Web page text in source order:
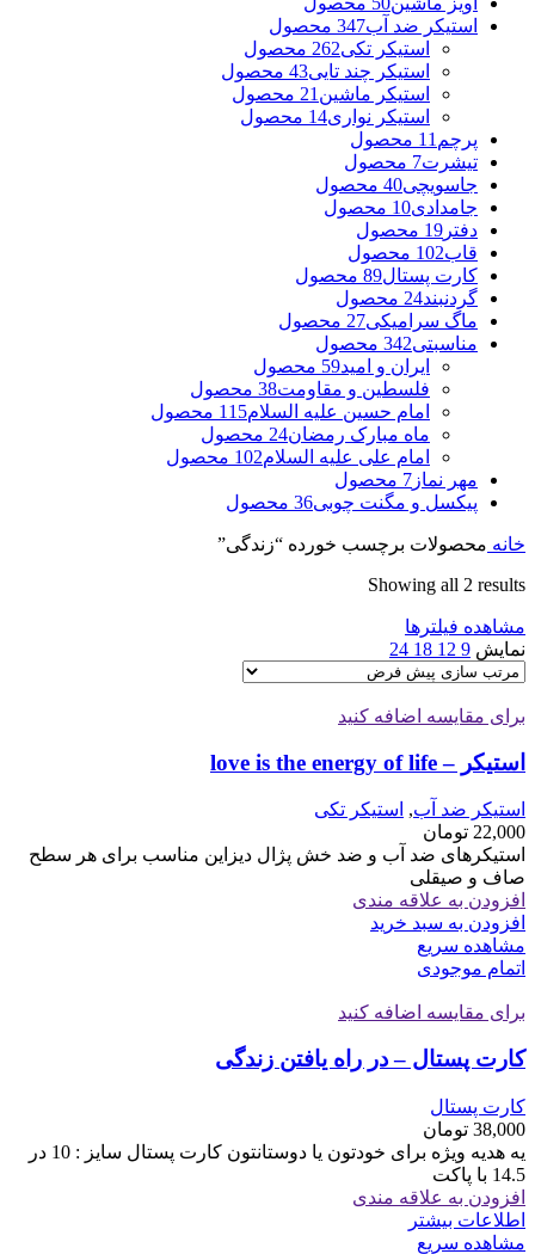
استیکر ضد آب347 محصول
استیکر تکی262 محصول
استیکر چند تایی43 محصول
استیکر ماشین 21 محصول
استیکر نواری14 محصول
پرچم 11 محصول
تیشرت7 محصول
جاسویچی40 محصول
جامدادی10 محصول
دفتر 19 محصول
قاب102 محصول
کارت پستال89 محصول
گردنبند24 محصول
ماگ سرامیکی27 محصول
مناسبتی342 محصول
ایران و امید59 محصول
فلسطین و مقاومت38 محصول
امام حسین علیه السلام115 محصول
ماه مبارک رمضان24 محصول
امام علی علیه السلام102 محصول
مهر نماز 7 محصول
پیکسل و مگنت چوبی36 محصول
خانه محصولات برچسب خورده “زندگی”
Showing all 2 results
مشاهده فیلترها
نمایش 9
12
18
24
برای مقایسه اضافه کنید
استیکر – love is the energy of life
استیکر ضد آب, استیکر تکی
22,000 تومان
استیکرهای ضد آب و ضد خش پژال دیزاین مناسب برای هر سطح
صاف و صیقلی
افزودن به علاقه مندی
افزودن به سبد خرید
مشاهده سریع
اتمام موجودی
برای مقایسه اضافه کنید
کارت پستال – در راه یافتن زندگی
کارت پستال
38,000 تومان
یه هدیه ویژه برای خودتون یا دوستانتون کارت پستال سایز : 10 در
14.5 با پاکت
افزودن به علاقه مندی
اطلاعات بیشتر
مشاهده سریع